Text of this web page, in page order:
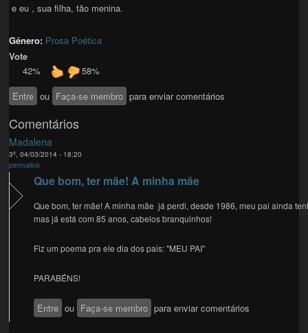
e eu , sua filha, tão menina.
Género: Prosa Poética
Vote
42%
58%
Entre ou Faça-se membro para enviar comentários
Comentários
Madalena
3ª, 04/03/2014 - 18:20
permalink
Que bom, ter mãe! A minha mãe
Que bom, ter mãe! A minha mãe já perdi, desde 1986, meu pai ainda
mas já está com 85 anos, cabelos branquinhos!
Fiz um poema pra ele dia dos pais: "MEU PAI"
PARABÉNS!
Entre ou Faça-se membro para enviar comentários